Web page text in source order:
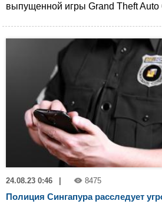
выпущенной игры Grand Theft Auto
24.08.23 0:46 8475
Полиция Сингапура расследует